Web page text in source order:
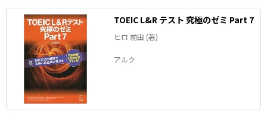
TOEIC L&R テスト 究極のゼミ Part 7
ヒロ 前田 (著)
アルク